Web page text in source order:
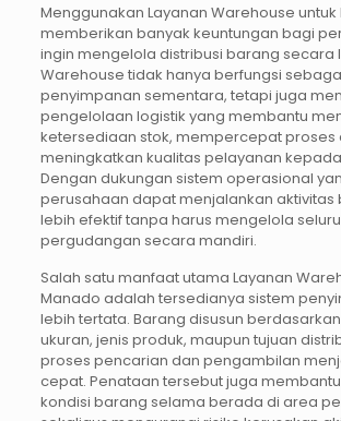
Menggunakan Layanan Warehouse
memberikan banyak keuntungan bagi
ingin mengelola distribusi barang secara
Warehouse tidak hanya berfungsi
penyimpanan sementara, tetapi juga
pengelolaan logistik yang membantu
ketersediaan stok, mempercepat proses
meningkatkan kualitas pelayanan
Dengan dukungan sistem operasional
perusahaan dapat menjalankan aktivitas
lebih efektif tanpa harus mengelola
pergudangan secara mandiri.
Salah satu manfaat utama Layanan
Manado adalah tersedianya sistem
lebih tertata. Barang disusun
ukuran, jenis produk, maupun tujuan
proses pencarian dan pengambilan
cepat. Penataan tersebut juga
kondisi barang selama berada di area